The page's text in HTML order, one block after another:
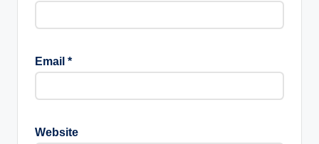
Email *
Website